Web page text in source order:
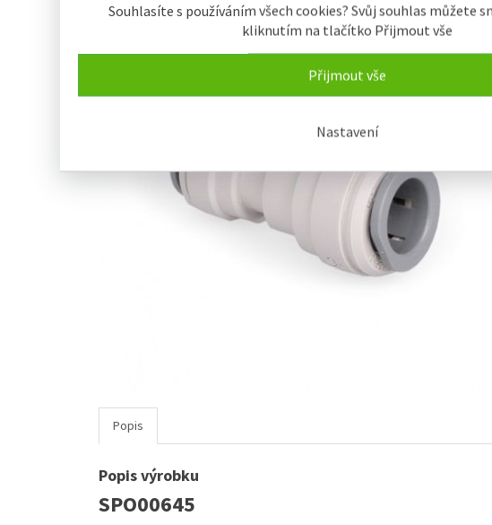
Souhlasíte s používáním všech cookies? Svůj souhlas můžete
kliknutím na tlačítko Přijmout vše
Přijmout vše
Nastavení
Popis
Popis výrobku
SPO00645